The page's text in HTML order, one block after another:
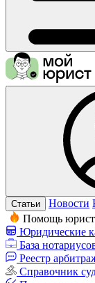
Статьи Новости
Помощь
Юридические
База
Реестр
Справочник